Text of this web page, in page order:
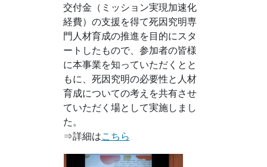
交付金（ミッション実現加速化
経費）の支援を得て死因究明専
門人材育成の推進を目的にスタ
ートしたもので、参加者の皆様
に本事業を知っていただくとと
もに、死因究明の必要性と人材
育成についての考えを共有させ
ていただく場として実施しまし
た。
⇒詳細はこちら